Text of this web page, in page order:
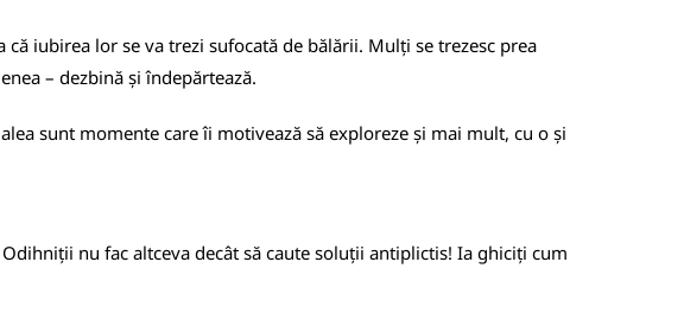
iubirea lor se va trezi sufocată de bălării. Mulți se trezesc prea
– dezbină și îndepărtează.
sunt momente care îi motivează să exploreze și mai mult, cu o și
nu fac altceva decât să caute soluții antiplictis! Ia ghiciți cum